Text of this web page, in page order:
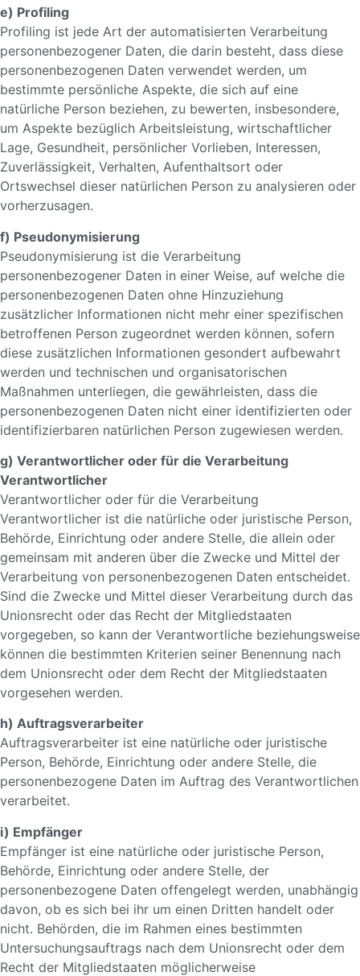
e) Profiling
Profiling ist jede Art der automatisierten Verarbeitung
personenbezogener Daten, die darin besteht, dass diese
personenbezogenen Daten verwendet werden, um
bestimmte persönliche Aspekte, die sich auf eine
natürliche Person beziehen, zu bewerten, insbesondere,
um Aspekte bezüglich Arbeitsleistung, wirtschaftlicher
Lage, Gesundheit, persönlicher Vorlieben, Interessen,
Zuverlässigkeit, Verhalten, Aufenthaltsort oder
Ortswechsel dieser natürlichen Person zu analysieren oder
vorherzusagen.
f) Pseudonymisierung
Pseudonymisierung ist die Verarbeitung
personenbezogener Daten in einer Weise, auf welche die
personenbezogenen Daten ohne Hinzuziehung
zusätzlicher Informationen nicht mehr einer spezifischen
betroffenen Person zugeordnet werden können, sofern
diese zusätzlichen Informationen gesondert aufbewahrt
werden und technischen und organisatorischen
Maßnahmen unterliegen, die gewährleisten, dass die
personenbezogenen Daten nicht einer identifizierten oder
identifizierbaren natürlichen Person zugewiesen werden.
g) Verantwortlicher oder für die Verarbeitung
Verantwortlicher
Verantwortlicher oder für die Verarbeitung
Verantwortlicher ist die natürliche oder juristische Person,
Behörde, Einrichtung oder andere Stelle, die allein oder
gemeinsam mit anderen über die Zwecke und Mittel der
Verarbeitung von personenbezogenen Daten entscheidet.
Sind die Zwecke und Mittel dieser Verarbeitung durch das
Unionsrecht oder das Recht der Mitgliedstaaten
vorgegeben, so kann der Verantwortliche beziehungsweise
können die bestimmten Kriterien seiner Benennung nach
dem Unionsrecht oder dem Recht der Mitgliedstaaten
vorgesehen werden.
h) Auftragsverarbeiter
Auftragsverarbeiter ist eine natürliche oder juristische
Person, Behörde, Einrichtung oder andere Stelle, die
personenbezogene Daten im Auftrag des Verantwortlichen
verarbeitet.
i) Empfänger
Empfänger ist eine natürliche oder juristische Person,
Behörde, Einrichtung oder andere Stelle, der
personenbezogene Daten offengelegt werden, unabhängig
davon, ob es sich bei ihr um einen Dritten handelt oder
nicht. Behörden, die im Rahmen eines bestimmten
Untersuchungsauftrags nach dem Unionsrecht oder dem
Recht der Mitgliedstaaten möglicherweise